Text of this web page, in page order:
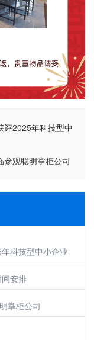
评2025年科技型中
观聪明掌柜公司
科技型中小企业
安排
掌柜公司